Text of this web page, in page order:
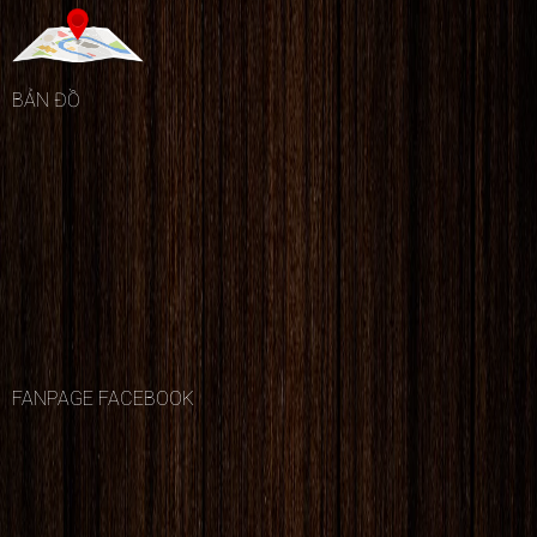
trữ và quản lý hàng hóa trong các kho hàng và cơ sở
sản xuất. Chúng giúp tạo ra sự tổ chức và tiện lợi
trong việc xếp dỡ và bố trí hàng hóa, đồng thời bảo
vệ hàng hóa khỏi sự tổn thất và hư hỏng.
BẢN ĐỒ
FANPAGE FACEBOOK